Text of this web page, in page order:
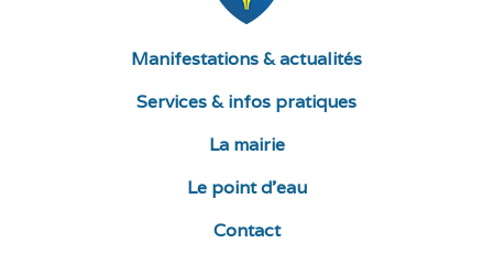
Manifestations & actualités
Services & infos pratiques
La mairie
Le point d’eau
Contact